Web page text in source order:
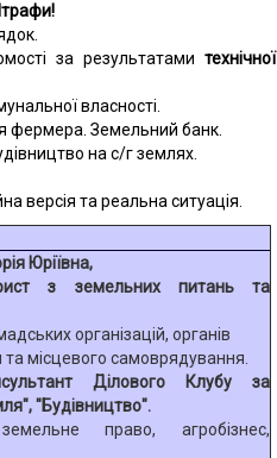
за результатами технічної
власності.
фермера. Земельний банк.
на с/г землях.
версія та реальна ситуація.
Юріївна,
з земельних питань та
організацій, органів
місцевого самоврядування.
Ділового Клубу за
"Будівництво".
земельне право, агробізнес,